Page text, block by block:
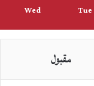
Tue
Wed
مقبول